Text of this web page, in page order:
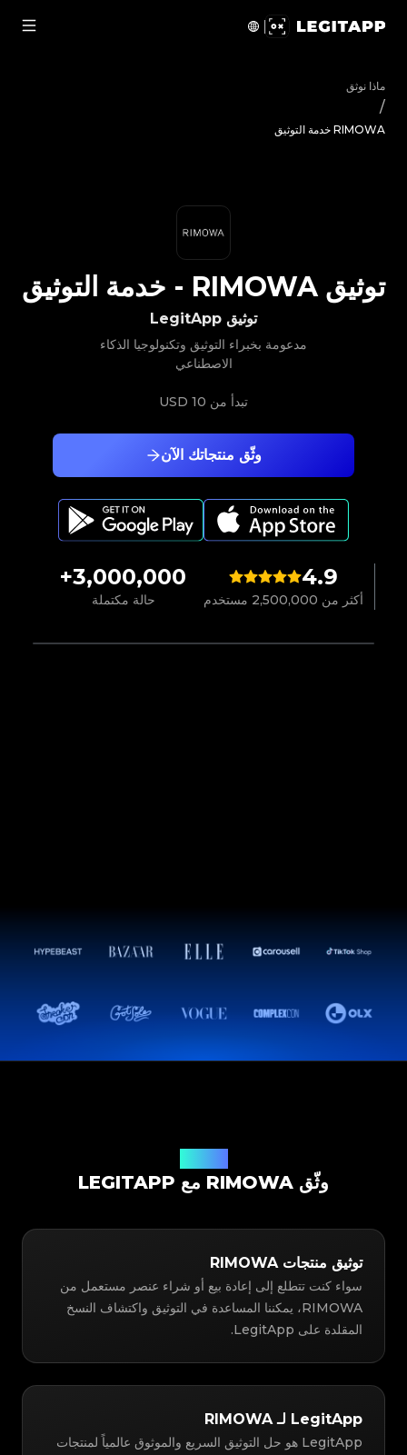
ماذا نوثق
/
RIMOWA خدمة التوثيق
4.9
أكثر من 2,500,000 مستخدم
3,000,000+
حالة مكتملة
وثّق منتجاتك الآن
توثيق LegitApp
مدعومة بخبراء التوثيق وتكنولوجيا الذكاء
الاصطناعي
تبدأ من 10 USD
توثيق RIMOWA
- خدمة التوثيق
وثّق RIMOWA مع LEGITAPP
توثيق منتجات RIMOWA
سواء كنت تتطلع إلى إعادة بيع أو شراء عنصر مستعمل من
RIMOWA، يمكننا المساعدة في التوثيق واكتشاف النسخ
المقلدة على LegitApp.
LegitApp لـ RIMOWA
LegitApp هو حل التوثيق السريع والموثوق عالمياً لمنتجات